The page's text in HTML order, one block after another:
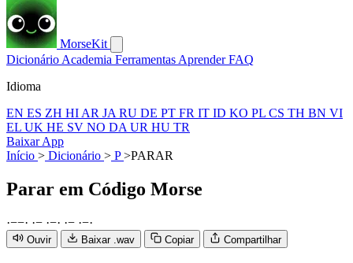
MorseKit
Dicionário Academia Ferramentas AprenderFAQ
Idioma
EN ES ZH HI AR JA RU DE PT FR IT ID KO PL CS TH BN VI
EL UK HE SV NO DA UR HU TR
Baixar App
Início > Dicionário > P>PARAR
Parar em Código Morse
·−−· ·− ·−· ·− ·−·
Ouvir Baixar .wav Copiar Compartilhar